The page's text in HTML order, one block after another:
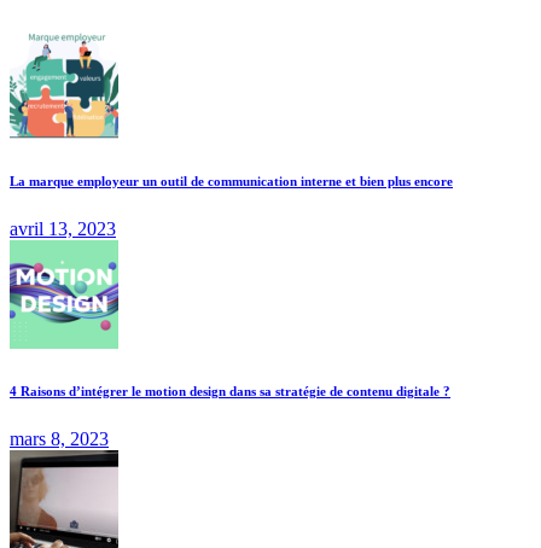
La marque employeur un outil de communication interne et bien plus encore
avril 13, 2023
4 Raisons d’intégrer le motion design dans sa stratégie de contenu digitale ?
mars 8, 2023